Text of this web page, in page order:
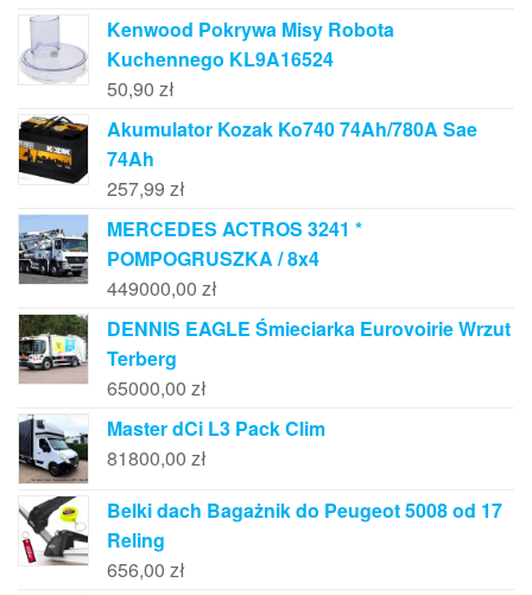
Kenwood Pokrywa Misy Robota
Kuchennego KL9A16524
50,90 zł
Akumulator Kozak Ko740 74Ah/780A Sae
74Ah
257,99 zł
MERCEDES ACTROS 3241 *
POMPOGRUSZKA / 8x4
449000,00 zł
DENNIS EAGLE Śmieciarka Eurovoirie Wrzut
Terberg
65000,00 zł
Master dCi L3 Pack Clim
81800,00 zł
Belki dach Bagażnik do Peugeot 5008 od 17
Reling
656,00 zł